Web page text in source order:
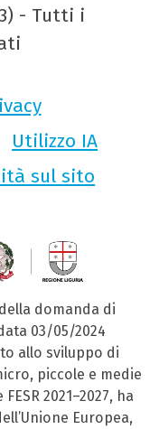
- Tutti i
Utilizzo IA
sul sito
della domanda di
03/05/2024
allo sviluppo di
piccole e medie
2021–2027, ha
Europea,